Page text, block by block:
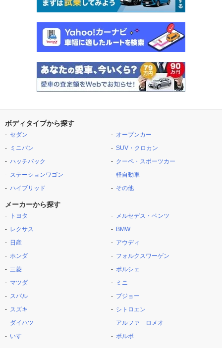
ボディタイプから探す
セダン
ミニバン
ハッチバック
ステーションワゴン
ハイブリッド
オープンカー
SUV・クロカン
クーペ・スポーツカー
軽自動車
その他
メーカーから探す
トヨタ
レクサス
日産
ホンダ
三菱
マツダ
スバル
スズキ
ダイハツ
いすゞ
メルセデス・ベンツ
BMW
アウディ
フォルクスワーゲン
ポルシェ
ミニ
プジョー
シトロエン
アルファ ロメオ
ボルボ